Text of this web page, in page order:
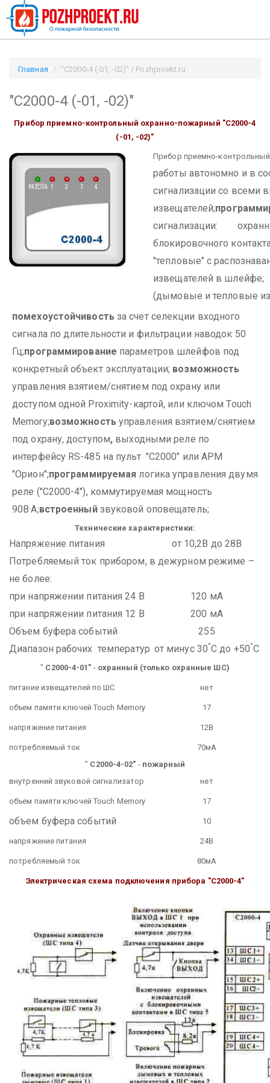
Главная "С2000-4 (-01, -02)" / Pozhproekt.ru
"С2000-4 (-01, -02)"
Прибор приемно-контрольный охранно-пожарный "С2000-4
(-01, -02)"
Прибор приемно-
работы автономно и в
сигнализации со всеми
извещателей;
сигнализации:
блокировочного
"тепловые" с
извещателей в шлейфе;
(дымовые и тепловые
помехоустойчивостьза счет селекции входного
сигнала по длительности и фильтрации наводок 50
Гц;программирование параметров шлейфов под
конкретный объект эксплуатации; возможность
управления взятием/снятием под охрану или
доступом одной Proximity-картой, или ключом Touch
Memory;возможностьуправления взятием/снятием
под охрану, доступом, выходными реле по
интерфейсу RS-485 на пульт "С2000" или АРМ
"Орион";программируемая логика управления двумя
реле ("С2000-4"), коммутируемая мощность
90В·А;встроенныйзвуковой оповещатель;
Технические характеристики:
Напряжение питания
от 10,2В до 28В
Потребляемый ток прибором, в дежурном режиме –
не более:
при напряжении питания 24 В
120 мА
при напряжении питания 12 В
200 мА
Объем буфера событий
255
Диапазон рабочих температур от минус 30°С до +50°С
" С2000-4-01" - охранный (только охранные ШС)
питание извещателей по ШС нет
объем памяти ключей Touch Memory 17
напряжение питания 12В
потребляемый ток
70мА
" С2000-4-02" - пожарный
внутренний звуковой сигнализатор
нет
объем памяти ключей Touch Memory 17
объем буфера событий 10
напряжение питания 24В
потребляемый ток 80мА
Электрическая схема подключения прибора "С2000-4"